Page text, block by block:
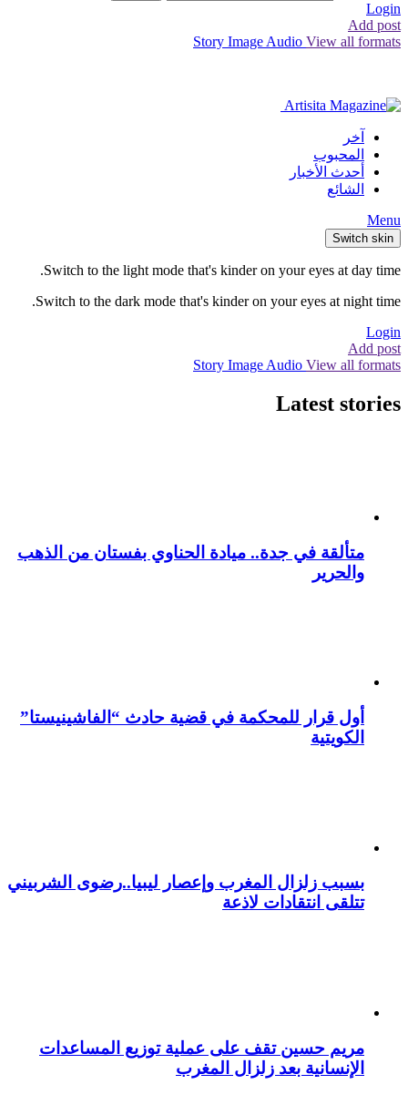
Login
Add post
Story Image Audio View all formats
آخر
المحبوب
أحدث الأخبار
الشائع
Menu
Switch skin
Switch to the light mode that's kinder on your eyes at day time.
Switch to the dark mode that's kinder on your eyes at night time.
Login
Add post
Story Image Audio View all formats
Latest stories
متألقة في جدة.. ميادة الحناوي بفستان من الذهب
والحرير
أول قرار للمحكمة في قضية حادث “الفاشينيستا”
الكويتية
بسبب زلزال المغرب وإعصار ليبيا..رضوى الشربيني
تتلقى انتقادات لاذعة
مريم حسين تقف على عملية توزيع المساعدات
الإنسانية بعد زلزال المغرب